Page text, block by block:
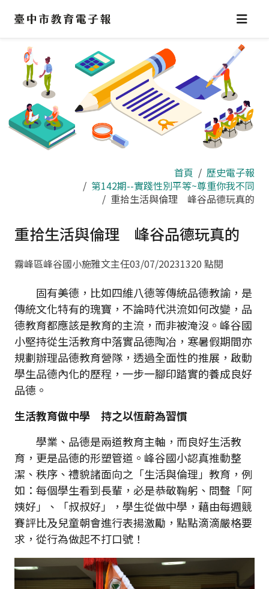
區
首頁
歷史電子報
第142期--實踐性別平等~尊重你我不同
重拾生活與倫理 峰谷品德玩真的
重拾生活與倫理 峰谷品德玩真的
霧峰區峰谷國小施雅文主任03/07/20231320 點閱
固有美德，比如四維八德等傳統品德教諭，是
傳統文化特有的瑰寶，不論時代洪流如何改變，品
德教育都應該是教育的主流，而非被淹沒。峰谷國
小堅持從生活教育中落實品德陶冶，寒暑假期間亦
規劃辦理品德教育營隊，透過全面性的推展，啟動
學生品德內化的歷程，一步一腳印踏實的養成良好
品德。
生活教育做中學 持之以恆蔚為習慣
學業、品德是兩道教育主軸，而良好生活教
育，更是品德的形塑管道。峰谷國小認真推動整
潔、秩序、禮貌諸面向之「生活與倫理」教育，例
如：每個學生看到長輩，必是恭敬鞠躬、問聲「阿
姨好」、「叔叔好」，學生從做中學，藉由每週競
賽評比及兒童朝會進行表揚激勵，點點滴滴嚴格要
求，從行為做起不打口號！